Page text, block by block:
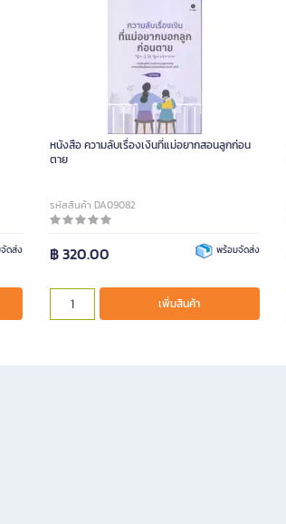
ดส่ง
หนังสือ ความลับเรื่องเงินที่แม่อยากสอนลูกก่อน
ตาย
รหัสสินค้า DA09082
฿ 320.00 พร้อมจัดส่ง
เพิ่มสินค้า